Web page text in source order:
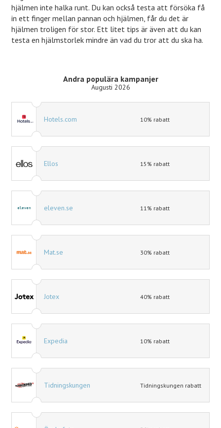
hjälmen inte halka runt. Du kan också testa att försöka få
in ett finger mellan pannan och hjälmen, får du det är
hjälmen troligen för stor. Ett litet tips är även att du kan
testa en hjälmstorlek mindre än vad du tror att du ska ha.
Andra populära kampanjer
Augusti 2026
Hotels.com 10% rabatt
Ellos 15% rabatt
eleven.se 11% rabatt
Mat.se 30% rabatt
Jotex 40% rabatt
Expedia 10% rabatt
Tidningskungen Tidningskungen rabatt